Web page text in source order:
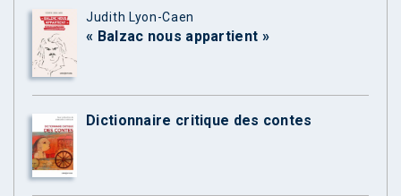
Judith Lyon-Caen
« Balzac nous appartient »
Dictionnaire critique des contes